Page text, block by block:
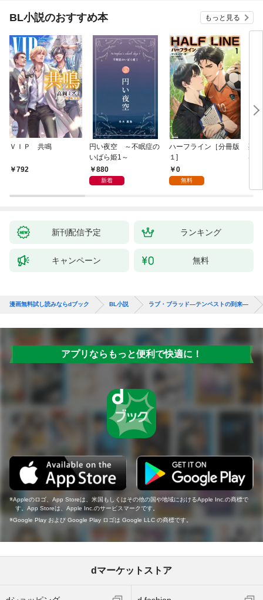
BL小説のおすすめ本 もっと見る
ＶＩＰ 共鳴
792
円い夜空 ～不眠症の
いばら姫1～
880
新着
ハーフライン［分冊版
１]
0
無料
死
は
新刊配信予定 ランキング
キャンペーン 無料
漫画無料試し読みならdブック BL小説 ラブ・ブラッド―テンペストの到来―
アプリならもっと便利で快適に！
Appleのロゴ、App Storeは、米国もしくはその他の国や地域におけるApple Inc.の商標で
す。App Storeは、Apple Inc.のサービスマークです。
Google Play および Google Play ロゴは Google LLC の商標です。
dマーケットストア